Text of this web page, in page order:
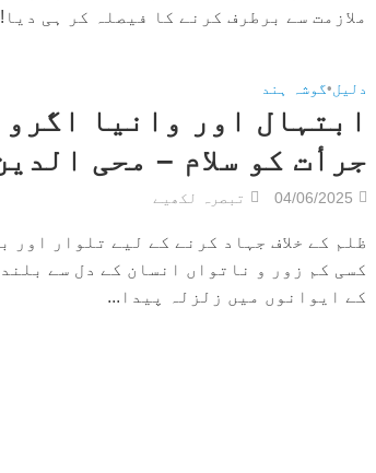
ملازمت سے برطرف کرنے کا فیصلہ کر ہی
دلیل•گوشہ ہند
ابتہال اور وانیا
جرأت کو سلام – محی
04/06/2025 تبصرہ لکھیے
ظلم کے خلاف جہاد کرنے کے لیے تلوار اور
کسی کم زور و ناتواں انسان کے دل سے
کے ایوانوں میں زلزلہ پیدا...